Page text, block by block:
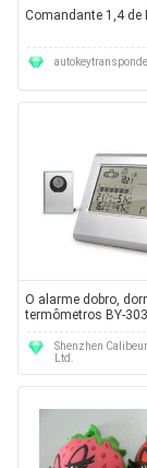
Comandante 1,4 de
O alarme dobro,
termômetros BY-
Digitas, dia da
semana em 7
Shenzhen
Ltd.